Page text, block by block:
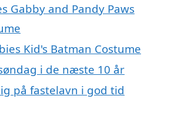
Gabby and Pandy Paws
Kid's Batman Costume
i de næste 10 år
på fastelavn i god tid